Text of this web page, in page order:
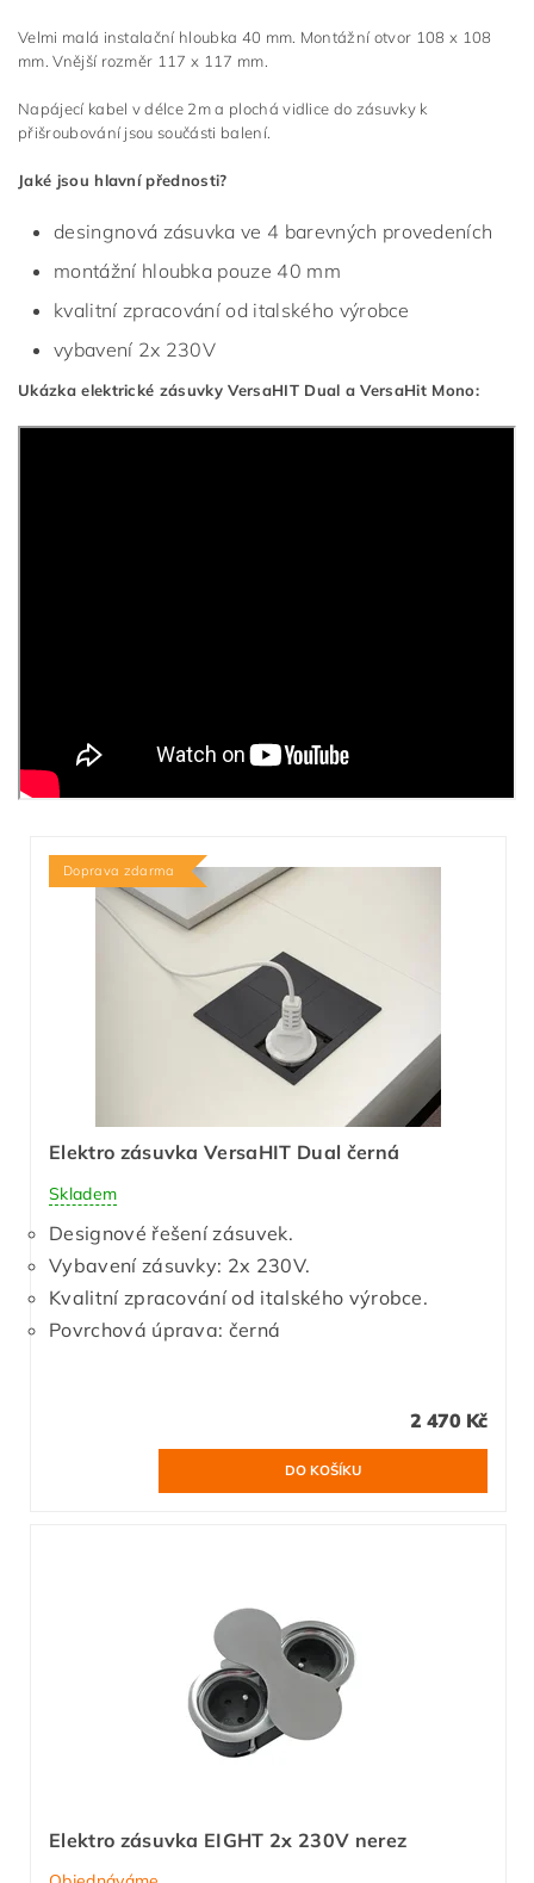
Velmi malá instalační hloubka 40 mm. Montážní otvor 108 x 108
mm. Vnější rozměr 117 x 117 mm.
Napájecí kabel v délce 2m a plochá vidlice do zásuvky k
přišroubování jsou součásti balení.
Jaké jsou hlavní přednosti?
desingnová zásuvka ve 4 barevných provedeních
montážní hloubka pouze 40 mm
kvalitní zpracování od italského výrobce
vybavení 2x 230V
Ukázka elektrické zásuvky VersaHIT Dual a VersaHit Mono:
Doprava zdarma
Elektro zásuvka VersaHIT Dual černá
Skladem
Designové řešení zásuvek.
Vybavení zásuvky: 2x 230V.
Kvalitní zpracování od italského výrobce.
Povrchová úprava: černá
2 470 Kč
Elektro zásuvka EIGHT 2x 230V nerez